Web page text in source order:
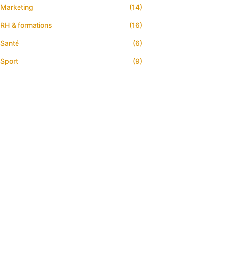
Marketing (14)
RH & formations (16)
Santé (6)
Sport (9)